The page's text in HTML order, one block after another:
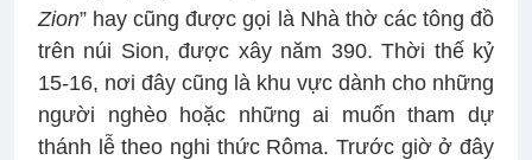
Zion” hay cũng được gọi là Nhà thờ các tông đồ
trên núi Sion, được xây năm 390. Thời thế kỷ
15-16, nơi đây cũng là khu vực dành cho những
người nghèo hoặc những ai muốn tham dự
thánh lễ theo nghi thức Rôma. Trước giờ ở đây